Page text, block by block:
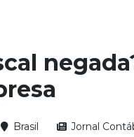
Brasil Jornal